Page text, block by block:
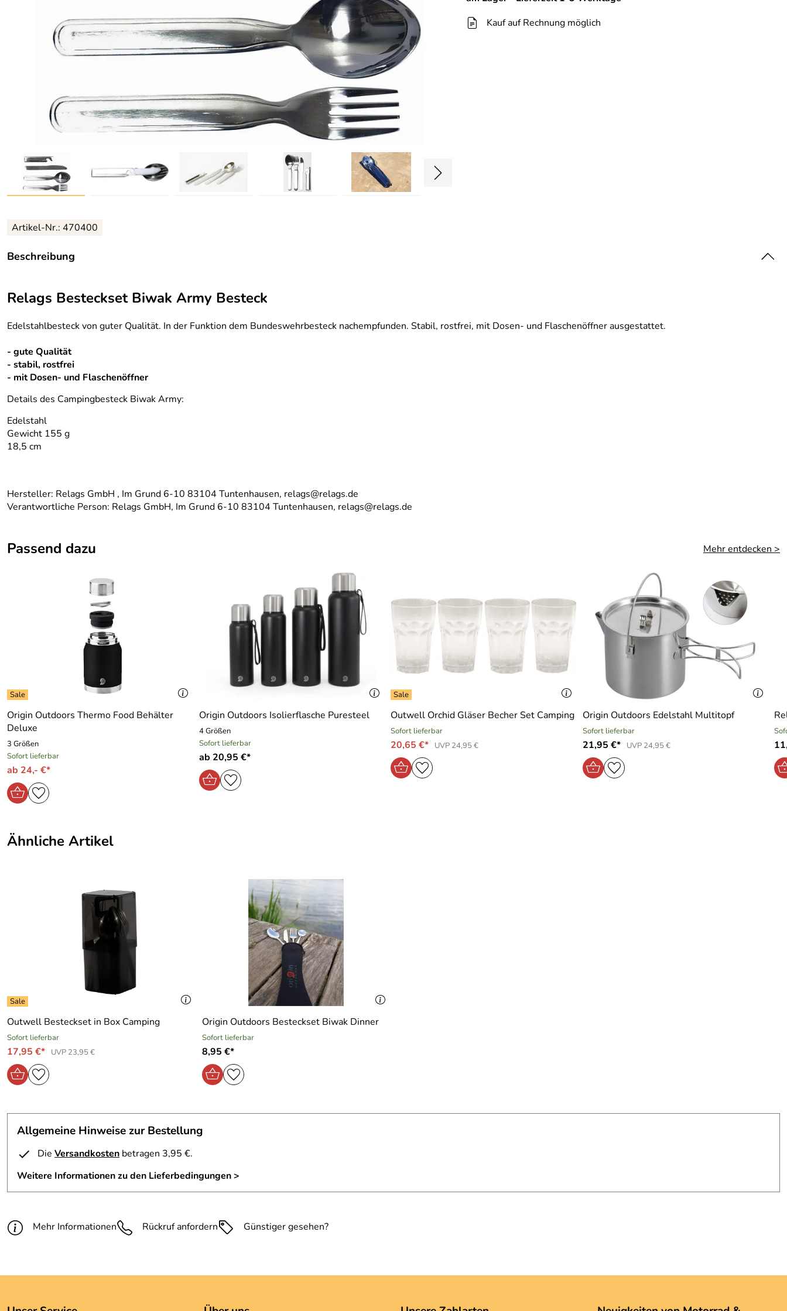
Kauf auf Rechnung möglich
Artikel-Nr.: 470400
Beschreibung
Relags Besteckset Biwak Army Besteck
Edelstahlbesteck von guter Qualität. In der Funktion dem Bundeswehrbesteck nachempfunden. Stabil, rostfrei, mit Dosen- und Flaschenöffner ausgestattet.
- gute Qualität
- stabil, rostfrei
- mit Dosen- und Flaschenöffner
Details des Campingbesteck Biwak Army:
Edelstahl
Gewicht 155 g
18,5 cm
Hersteller: Relags GmbH , Im Grund 6-10 83104 Tuntenhausen, relags@relags.de
Verantwortliche Person: Relags GmbH, Im Grund 6-10 83104 Tuntenhausen, relags@relags.de
Passend dazu Mehr entdecken >
Origin Outdoors Thermo Food Behälter
Deluxe
3 Größen
Sofort lieferbar
ab 24,- €*
Origin Outdoors Isolierflasche Puresteel
4 Größen
Sofort lieferbar
ab 20,95 €*
Outwell Orchid Gläser Becher Set Camping
Sofort lieferbar
20,65 €* UVP 24,95 €
Origin Outdoors Edelstahl Multitopf
Sofort lieferbar
21,95 €* UVP 24,95 €
Ähnliche Artikel
Outwell Besteckset in Box Camping
Sofort lieferbar
17,95 €* UVP 23,95 €
Origin Outdoors Besteckset Biwak Dinner
Sofort lieferbar
8,95 €*
Allgemeine Hinweise zur Bestellung
Die Versandkosten betragen 3,95 €.
Weitere Informationen zu den Lieferbedingungen >
Mehr Informationen Rückruf anfordern Günstiger gesehen?